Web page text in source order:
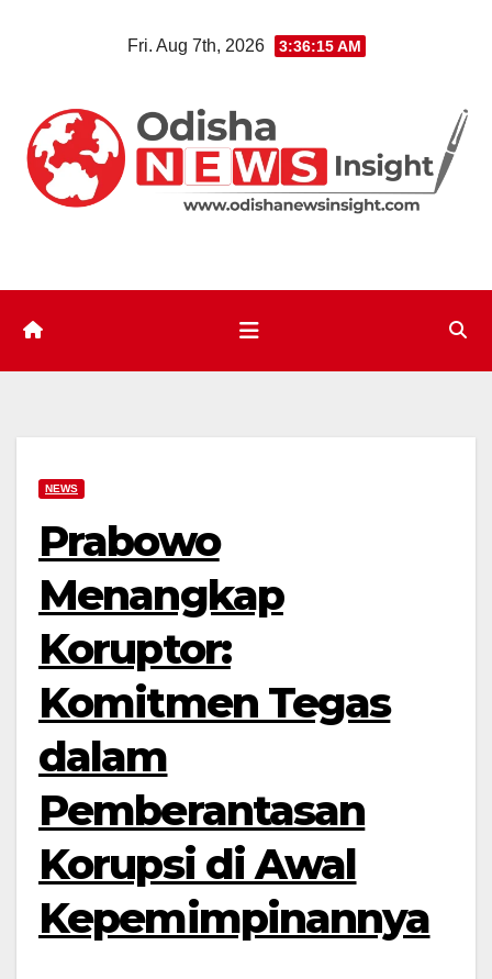
Fri. Aug 7th, 2026 3:36:16 AM
NEWS
Prabowo
Menangkap
Koruptor:
Komitmen Tegas
dalam
Pemberantasan
Korupsi di Awal
Kepemimpinannya